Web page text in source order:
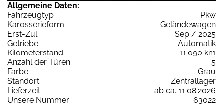
Allgemeine Daten:
Fahrzeugtyp
Pkw
Karosserieform
Geländewagen
Erst-Zul.
Sep / 2025
Getriebe
Automatik
Kilometerstand
11.090 km
Anzahl der Türen
5
Farbe
Grau
Standort
Zentrallager
Lieferzeit
ab ca. 11.08.2026
Unsere Nummer
63022